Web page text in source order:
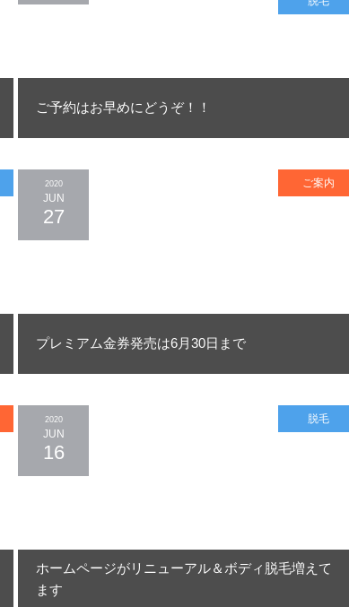
ご予約はお早めにどうぞ！！
プレミアム金券発売は6月30日まで
2020
JUN
27
ご案内
ホームページがリニューアル＆ボディ脱毛増えて
ます
2020
JUN
16
脱毛